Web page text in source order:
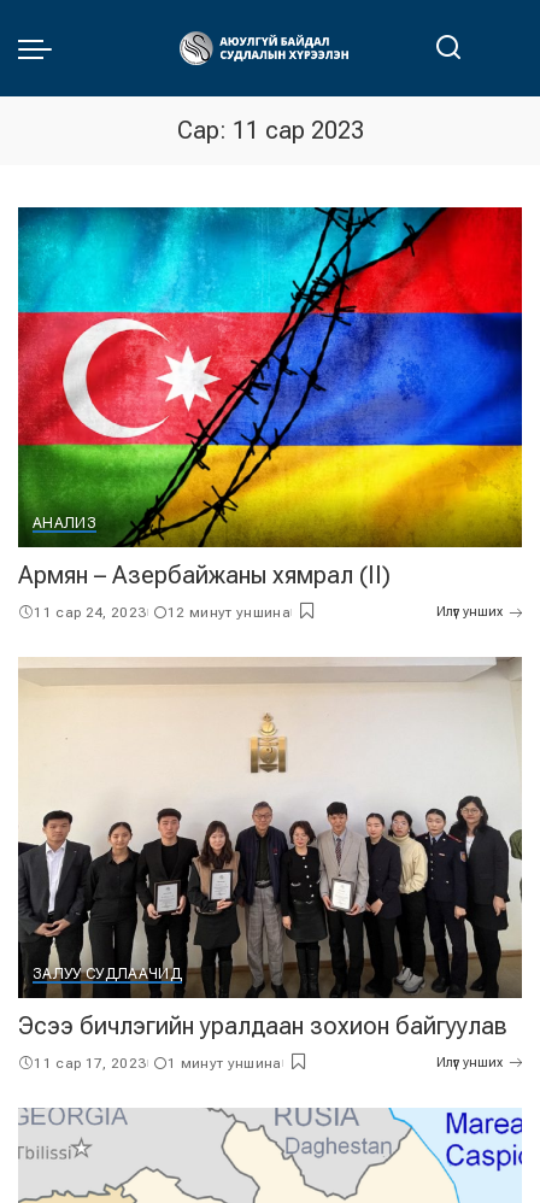
Сар: 11 сар 2023
АНАЛИЗ
Армян – Азербайжаны хямрал (II)
11 сар 24, 2023 12 минут уншина Илүүг унших
ЗАЛУУ СУДЛААЧИД
Эсээ бичлэгийн уралдаан зохион байгуулав
11 сар 17, 2023 1 минут уншина Илүүг унших